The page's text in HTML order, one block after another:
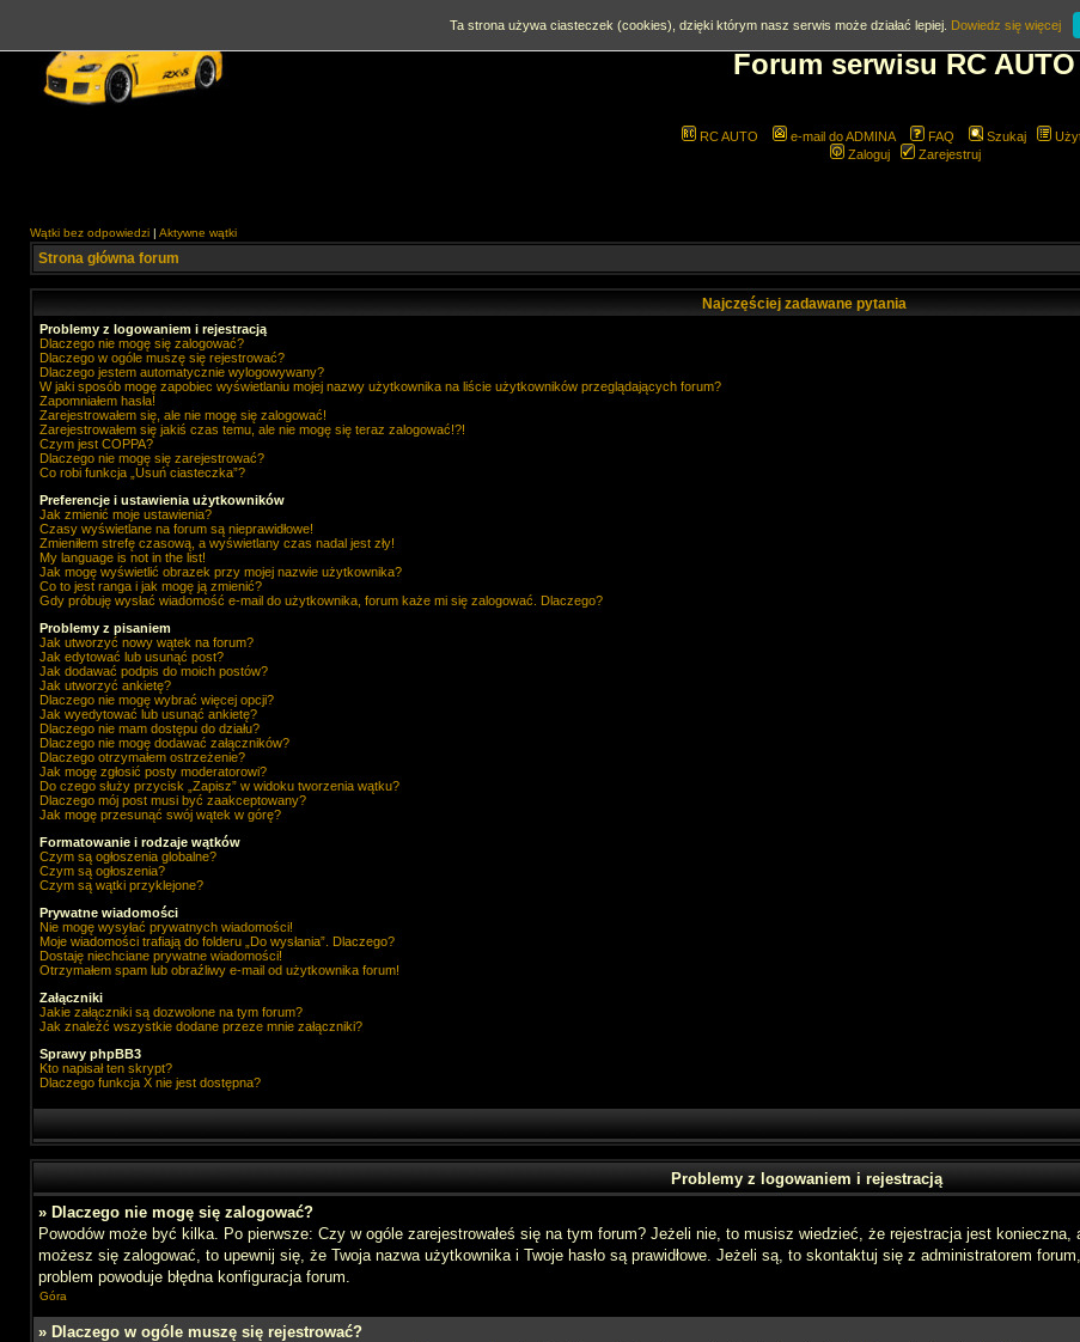
Forum serwisu RC AUTO
RC AUTO e-mail do ADMINA FAQ Szukaj
Zaloguj
Zarejestruj
Wątki bez odpowiedzi | Aktywne wątki
Strona główna forum
Najczęściej zadawane pytania
Problemy z logowaniem i rejestracją
Dlaczego nie mogę się zalogować?
Dlaczego w ogóle muszę się rejestrować?
Dlaczego jestem automatycznie wylogowywany?
W jaki sposób mogę zapobiec wyświetlaniu mojej nazwy użytkownika na liście użytkowników przeglądających forum?
Zapomniałem hasła!
Zarejestrowałem się, ale nie mogę się zalogować!
Zarejestrowałem się jakiś czas temu, ale nie mogę się teraz zalogować!?!
Czym jest COPPA?
Dlaczego nie mogę się zarejestrować?
Co robi funkcja „Usuń ciasteczka”?
Preferencje i ustawienia użytkowników
Jak zmienić moje ustawienia?
Czasy wyświetlane na forum są nieprawidłowe!
Zmieniłem strefę czasową, a wyświetlany czas nadal jest zły!
My language is not in the list!
Jak mogę wyświetlić obrazek przy mojej nazwie użytkownika?
Co to jest ranga i jak mogę ją zmienić?
Gdy próbuję wysłać wiadomość e-mail do użytkownika, forum każe mi się zalogować. Dlaczego?
Problemy z pisaniem
Jak utworzyć nowy wątek na forum?
Jak edytować lub usunąć post?
Jak dodawać podpis do moich postów?
Jak utworzyć ankietę?
Dlaczego nie mogę wybrać więcej opcji?
Jak wyedytować lub usunąć ankietę?
Dlaczego nie mam dostępu do działu?
Dlaczego nie mogę dodawać załączników?
Dlaczego otrzymałem ostrzeżenie?
Jak mogę zgłosić posty moderatorowi?
Do czego służy przycisk „Zapisz” w widoku tworzenia wątku?
Dlaczego mój post musi być zaakceptowany?
Jak mogę przesunąć swój wątek w górę?
Formatowanie i rodzaje wątków
Czym są ogłoszenia globalne?
Czym są ogłoszenia?
Czym są wątki przyklejone?
Prywatne wiadomości
Nie mogę wysyłać prywatnych wiadomości!
Moje wiadomości trafiają do folderu „Do wysłania”. Dlaczego?
Dostaję niechciane prywatne wiadomości!
Otrzymałem spam lub obraźliwy e-mail od użytkownika forum!
Załączniki
Jakie załączniki są dozwolone na tym forum?
Jak znaleźć wszystkie dodane przeze mnie załączniki?
Sprawy phpBB3
Kto napisał ten skrypt?
Dlaczego funkcja X nie jest dostępna?
Problemy z logowaniem i rejestracją
» Dlaczego nie mogę się zalogować?
Powodów może być kilka. Po pierwsze: Czy w ogóle zarejestrowałeś się na tym forum? Jeżeli nie, to musisz wiedzieć, że rejestracja jest
możesz się zalogować, to upewnij się, że Twoja nazwa użytkownika i Twoje hasło są prawidłowe. Jeżeli są, to skontaktuj się z administratorem
problem powoduje błędna konfiguracja forum.
Góra
» Dlaczego w ogóle muszę się rejestrować?
Ta strona używa ciasteczek (cookies), dzięki którym nasz serwis może działać lepiej. Dowiedz się więcej